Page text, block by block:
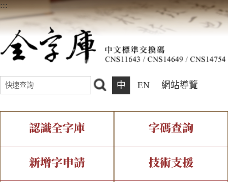
:::
中 EN 網站導覽
認識全字庫
全字庫介紹 全字庫現況
字碼查詢
IDS查詢 部件查詢
新增字申請 技術支援